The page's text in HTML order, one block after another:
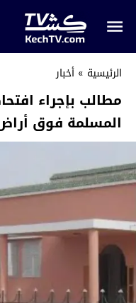
الرئيسية » أخبار
مطالب بإجراء
المسلمة فوق